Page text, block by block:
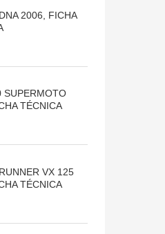
2006, FICHA
SUPERMOTO
TÉCNICA
VX 125
TÉCNICA